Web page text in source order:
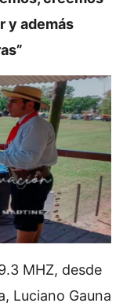
y además
MHZ, desde
Luciano Gauna